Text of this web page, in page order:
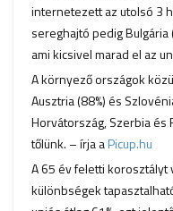
internetezett az utolsó 3
sereghajtó pedig Bulgária
ami kicsivel marad el az
A környező országok
Ausztria (88%) és
Horvátország, Szerbia és
tőlünk. – írja aPicup.hu
A 65 év feletti korosztályt
különbségek